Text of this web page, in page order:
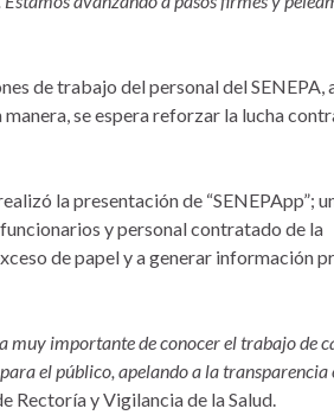
de trabajo del personal del SENEPA,
se espera reforzar la lucha
la presentación de “SENEPApp”;
y personal contratado de la
de papel y a generar información
muy importante de conocer el trabajo de
el público, apelando a la transparencia
Rectoría y Vigilancia de la Salud.